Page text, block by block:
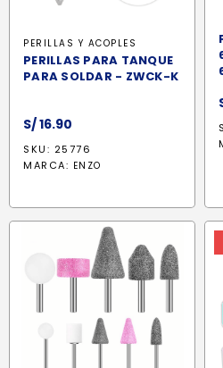
PERILLAS Y ACOPLES
PERILLAS PARA TANQUE
PARA SOLDAR - ZWCK-K
S/16.90
SKU: 25776
MARCA: ENZO